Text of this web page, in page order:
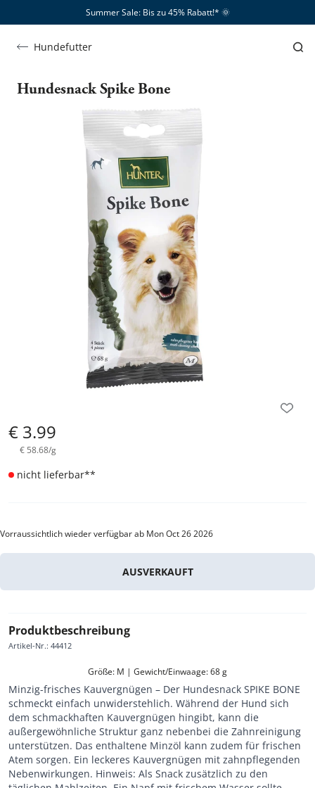
Summer Sale: Bis zu 45% Rabatt!*​ 🌞
Hundefutter
Hundesnack Spike Bone
€ 3.99
€ 58.68/g
nicht lieferbar**
Vorraussichtlich wieder verfügbar ab Mon Oct 26 2026
AUSVERKAUFT
Produktbeschreibung
Artikel-Nr.: 44412
Größe: M | Gewicht/Einwaage: 68 g
Minzig-frisches Kauvergnügen – Der Hundesnack SPIKE BONE
schmeckt einfach unwiderstehlich. Während der Hund sich
dem schmackhaften Kauvergnügen hingibt, kann die
außergewöhnliche Struktur ganz nebenbei die Zahnreinigung
unterstützen. Das enthaltene Minzöl kann zudem für frischen
Atem sorgen. Ein leckeres Kauvergnügen mit zahnpflegenden
Nebenwirkungen. Hinweis: Als Snack zusätzlich zu den